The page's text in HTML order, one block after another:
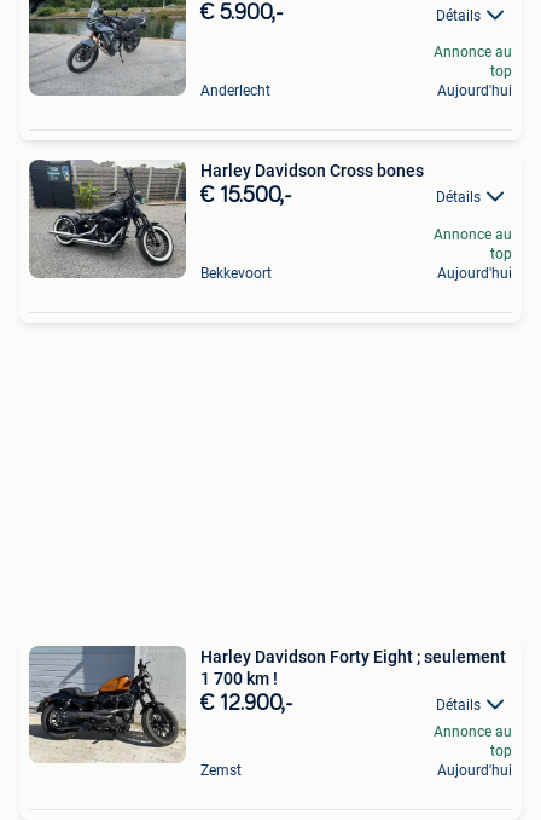
€ 5.900,- Détails
Anderlecht
Annonce au
top
Aujourd'hui
Harley Davidson Cross bones
€ 15.500,- Détails
Bekkevoort
Annonce au
top
Aujourd'hui
Harley Davidson Forty Eight ; seulement
1 700 km !
€ 12.900,- Détails
Zemst
Annonce au
top
Aujourd'hui